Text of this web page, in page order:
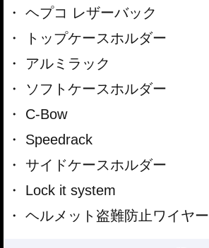
ヘプコ レザーバック
トップケースホルダー
アルミラック
ソフトケースホルダー
C-Bow
Speedrack
サイドケースホルダー
Lock it system
ヘルメット盗難防止ワイヤー